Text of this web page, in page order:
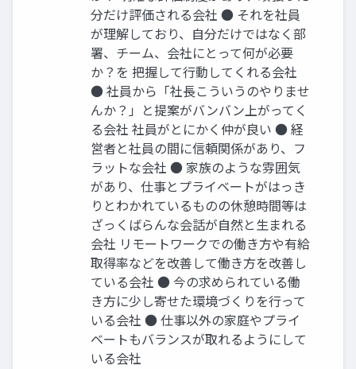
分だけ評価される会社 ● それを社員
が理解しており、⾃分だけではなく部
署、チーム、会社にとって何が必要
か？を 把握して⾏動してくれる会社
● 社員から「社⻑こういうのやりませ
んか？」と提案がバンバン上がってく
る会社 社員がとにかく仲が良い ● 経
営者と社員の間に信頼関係があり、フ
ラットな会社 ● 家族のような雰囲気
があり、仕事とプライベートがはっき
りとわかれているものの休憩時間等は
ざっくばらんな会話が⾃然と⽣まれる
会社 リモートワークでの働き⽅や有給
取得率などを改善して働き⽅を改善し
ている会社 ● 今の求められている働
き⽅に少し寄せた環境づくりを⾏って
いる会社 ● 仕事以外の家庭やプライ
ベートもバランスが取れるようにして
いる会社